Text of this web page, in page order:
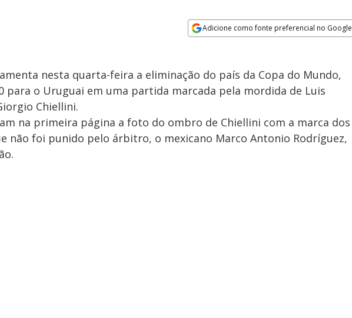
Adicione como fonte preferencial no Google
nesta quarta-feira a eliminação do país da Copa do Mundo,
para o Uruguai em uma partida marcada pela mordida de Luis
Chiellini.
na primeira página a foto do ombro de Chiellini com a marca dos
não foi punido pelo árbitro, o mexicano Marco Antonio Rodríguez,